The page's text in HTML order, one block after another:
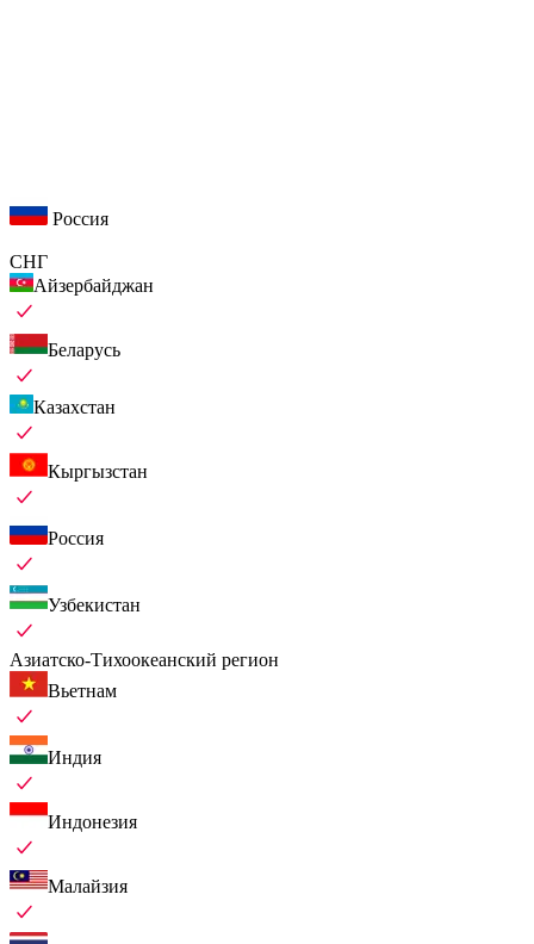
Россия
СНГ
Айзербайджан
Беларусь
Казахстан
Кыргызстан
Россия
Узбекистан
Азиатско-Тихоокеанский регион
Вьетнам
Индия
Индонезия
Малайзия